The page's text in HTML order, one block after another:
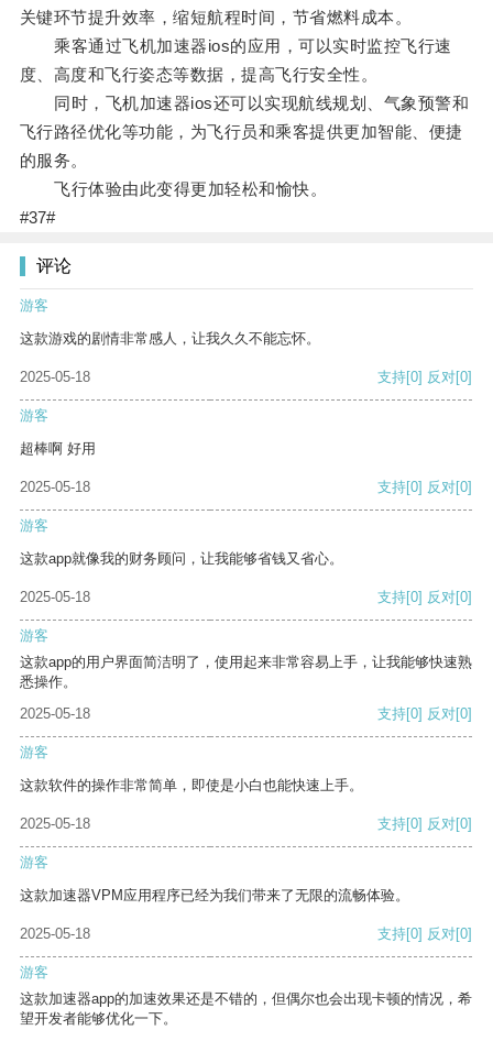
关键环节提升效率，缩短航程时间，节省燃料成本。
乘客通过飞机加速器ios的应用，可以实时监控飞行速
度、高度和飞行姿态等数据，提高飞行安全性。
同时，飞机加速器ios还可以实现航线规划、气象预警和
飞行路径优化等功能，为飞行员和乘客提供更加智能、便捷
的服务。
飞行体验由此变得更加轻松和愉快。
#37#
评论
游客
这款游戏的剧情非常感人，让我久久不能忘怀。
2025-05-18 支持[0] 反对[0]
游客
超棒啊 好用
2025-05-18 支持[0] 反对[0]
游客
这款app就像我的财务顾问，让我能够省钱又省心。
2025-05-18 支持[0] 反对[0]
游客
这款app的用户界面简洁明了，使用起来非常容易上手，让我能够快速熟
悉操作。
2025-05-18
支持[0] 反对[0]
游客
这款软件的操作非常简单，即使是小白也能快速上手。
2025-05-18 支持[0] 反对[0]
游客
这款加速器VPM应用程序已经为我们带来了无限的流畅体验。
2025-05-18 支持[0] 反对[0]
游客
这款加速器app的加速效果还是不错的，但偶尔也会出现卡顿的情况，希
望开发者能够优化一下。